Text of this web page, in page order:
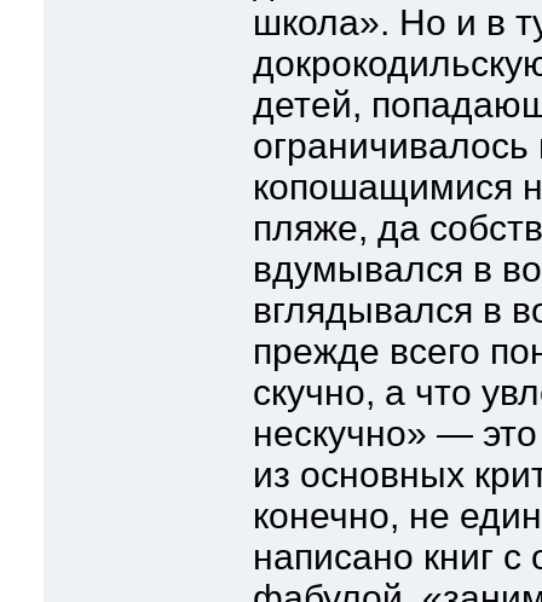
школа». Но и в
детей,
копошащимися
пляже, да
вдумывался в
вглядывался в
прежде всего
скучно, а что
нескучно» —
из основных
конечно, не
написано книг с